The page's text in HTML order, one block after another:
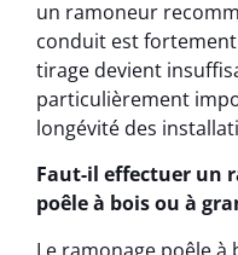
un ramoneur
conduit est
tirage devient
particulièrement
longévité des
Faut-il effectuer un
poêle à bois ou à
Le ramonage poêle